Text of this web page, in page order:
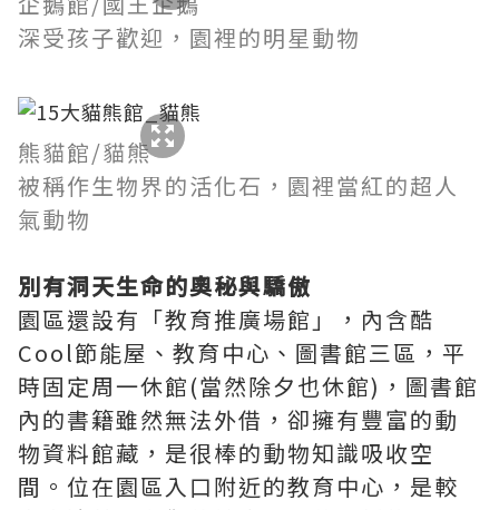
深受孩子歡迎，園裡的明星動物
熊貓館/貓熊
被稱作生物界的活化石，園裡當紅的超人
氣動物
別有洞天生命的奧秘與驕傲
園區還設有「教育推廣場館」，內含酷
Cool節能屋、教育中心、圖書館三區，平
時固定周一休館(當然除夕也休館)，圖書館
內的書籍雖然無法外借，卻擁有豐富的動
物資料館藏，是很棒的動物知識吸收空
間。位在園區入口附近的教育中心，是較